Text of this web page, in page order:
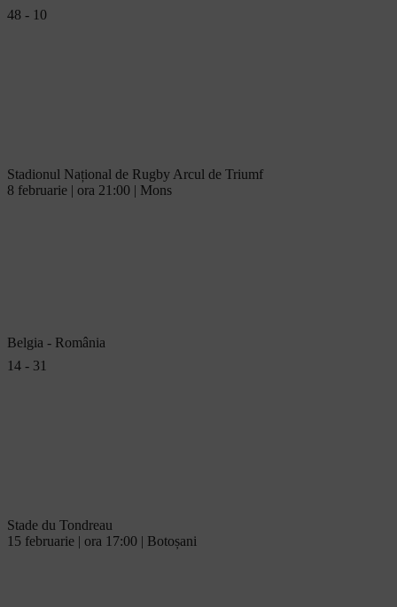
48 - 10
Stadionul Național de Rugby Arcul de Triumf
8 februarie | ora 21:00 | Mons
Belgia - România
14 - 31
Stade du Tondreau
15 februarie | ora 17:00 | Botoșani